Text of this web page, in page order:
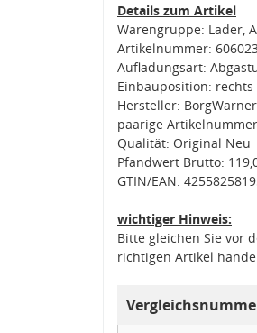
Details zum Artikel
Warengruppe: Lader,
Artikelnummer:
Aufladungsart:
Einbauposition: rechts
Hersteller: BorgWarner
paarige
Qualität: Original Neu
Pfandwert Brutto:
GTIN/EAN:
wichtiger Hinweis:
Bitte gleichen Sie vor
richtigen Artikel